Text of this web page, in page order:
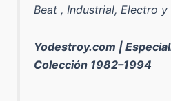
Beat , Industrial, Electro y
Yodestroy.com |
Colección 1982–1994